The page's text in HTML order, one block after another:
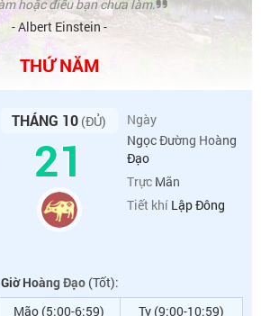
hoặc điều bạn chưa làm.
- Albert Einstein -
THỨ NĂM
THÁNG 10 (ĐỦ)
21
Ngày
Ngọc Đường Hoàng
Đạo
Trực Mãn
Tiết khí Lập Đông
Giờ Hoàng Đạo(Tốt):
Mão (5:00-6:59)
Tỵ (9:00-10:59)